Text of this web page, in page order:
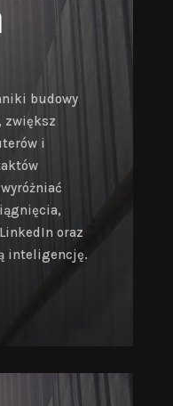
budowy
zwiększ
i
oraz
inteligencję.